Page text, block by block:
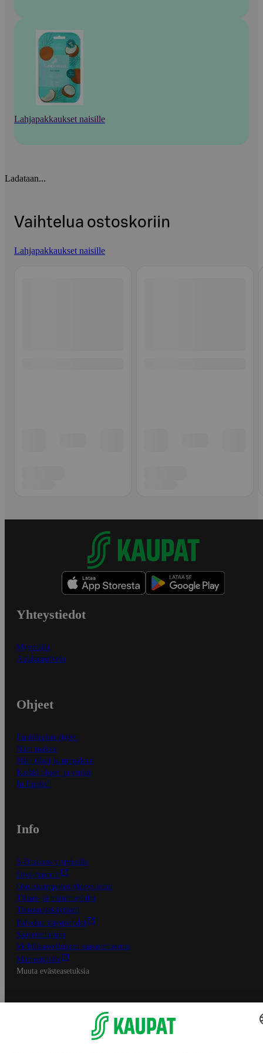
Lahjapakkaukset naisille
Ladataan...
Vaihtelua ostoskoriin
Lahjapakkaukset naisille
Yhteystiedot
Myymälät
Asiakaspalvelu
Ohjeet
Ensitilaajan ohjeet
Näin maksat
Näin tilaat ja muokkaat
Kaikki ohjeet ja vinkit
In English
Info
S-Business yrityksille
Oiva-raportit
Osuuskauppojen yhteystiedot
Tilaus- ja toimitusehdot
Tietosuojakäytäntö
Palvelun käyttöehdot
Saavutettavuus
Mobiilisovelluksen saavutettavuus
Mainostajalle
Muuta evästeasetuksia
S-ryhmän palvelut